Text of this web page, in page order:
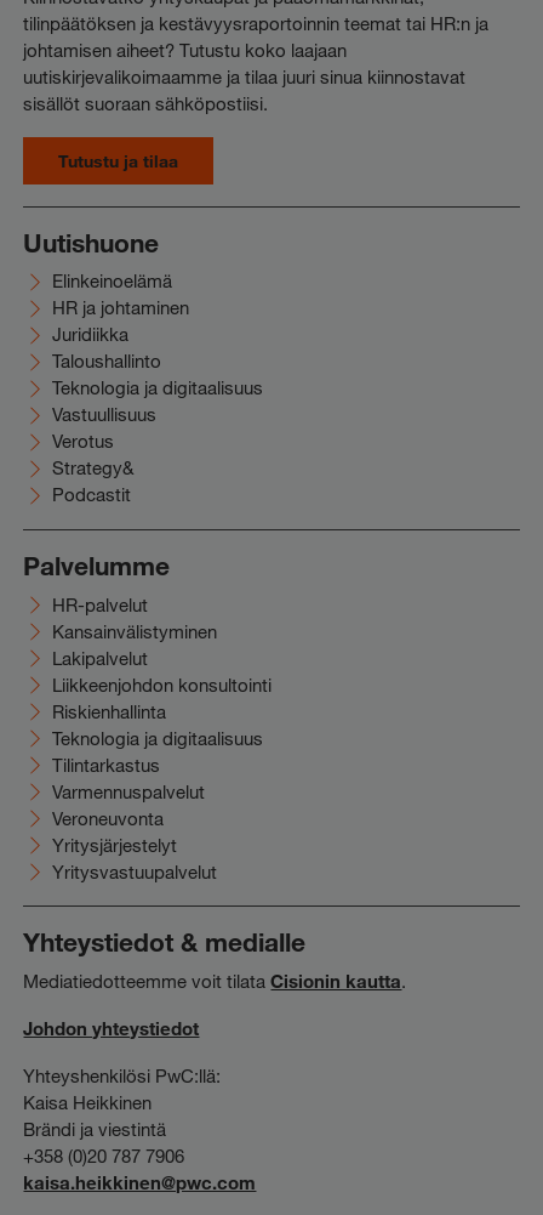
tilinpäätöksen ja kestävyysraportoinnin teemat tai HR:n ja
johtamisen aiheet? Tutustu koko laajaan
uutiskirjevalikoimaamme ja tilaa juuri sinua kiinnostavat
sisällöt suoraan sähköpostiisi.
Tutustu ja tilaa
Uutishuone
Elinkeinoelämä
HR ja johtaminen
Juridiikka
Taloushallinto
Teknologia ja digitaalisuus
Vastuullisuus
Verotus
Strategy&
Podcastit
Palvelumme
HR-palvelut
Kansainvälistyminen
Lakipalvelut
Liikkeenjohdon konsultointi
Riskienhallinta
Teknologia ja digitaalisuus
Tilintarkastus
Varmennuspalvelut
Veroneuvonta
Yritysjärjestelyt
Yritysvastuupalvelut
Yhteystiedot & medialle
Mediatiedotteemme voit tilataCisionin kautta.
Johdon yhteystiedot
Yhteyshenkilösi PwC:llä:
Kaisa Heikkinen
Brändi ja viestintä
+358 (0)20 787 7906
kaisa.heikkinen@pwc.com